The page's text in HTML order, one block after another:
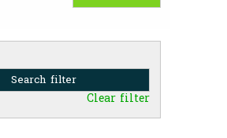
Clear filter